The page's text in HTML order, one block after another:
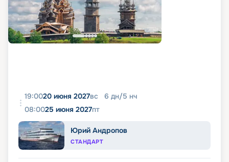
19:0020 июня 2027вс 6 дн/5 нч
08:0025 июня 2027пт
Юрий Андропов
СТАНДАРТ